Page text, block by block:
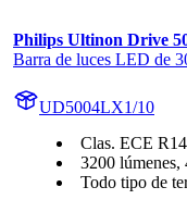
Philips Ultinon Drive
Barra de luces LED de
UD5004LX1/10
Clas. ECE
3200 lúmenes,
Todo tipo de